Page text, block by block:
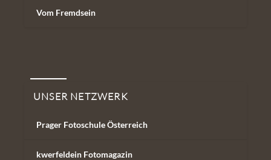
Vom Fremdsein
Unser Netzwerk
UNSER NETZWERK
Prager Fotoschule Österreich
kwerfeldein Fotomagazin